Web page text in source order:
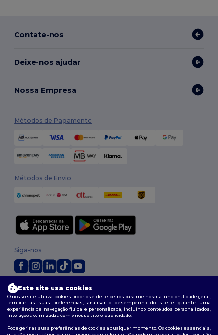
Contate-nos
Deixe-nos ajudar
Nossa Empresa
Métodos de Pagamento
Métodos de Envio
2026. Todos os direitos reservados
Termos e Condições| Política de personalização |Política de Privacidade
|Política de cookies|Mapa do Site
Siga-nos
Este site usa cookies
O nosso site utiliza cookies próprios e de terceiros para melhorar a funcionalidade geral,
lembrar as suas preferências, analisar o desempenho do site e garantir uma
experiência de navegação fluida e personalizada, incluindo conteúdos personalizados,
interações otimizadas com o nosso site e publicidade.
Pode gerir as suas preferências de cookies a qualquer momento. Os cookies essenciais,